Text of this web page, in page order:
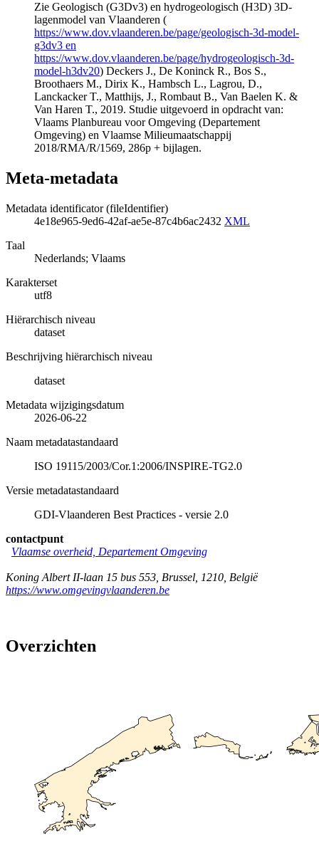
Zie Geologisch (G3Dv3) en hydrogeologisch (H3D) 3D-
lagenmodel van Vlaanderen (
https://www.dov.vlaanderen.be/page/geologisch-3d-model-
g3dv3 en
https://www.dov.vlaanderen.be/page/hydrogeologisch-3d-
model-h3dv20) Deckers J., De Koninck R., Bos S.,
Broothaers M., Dirix K., Hambsch L., Lagrou, D.,
Lanckacker T., Matthijs, J., Rombaut B., Van Baelen K. &
Van Haren T., 2019. Studie uitgevoerd in opdracht van:
Vlaams Planbureau voor Omgeving (Departement
Omgeving) en Vlaamse Milieumaatschappij
2018/RMA/R/1569, 286p + bijlagen.
Meta-metadata
Metadata identificator (fileIdentifier)
4e18e965-9ed6-42af-ae5e-87c4b6ac2432 XML
Taal
Nederlands; Vlaams
Karakterset
utf8
Hiërarchisch niveau
dataset
Beschrijving hiërarchisch niveau
dataset
Metadata wijzigingsdatum
2026-06-22
Naam metadatastandaard
ISO 19115/2003/Cor.1:2006/INSPIRE-TG2.0
Versie metadatastandaard
GDI-Vlaanderen Best Practices - versie 2.0
contactpunt
Vlaamse overheid, Departement Omgeving
Koning Albert II-laan 15 bus 553 Brussel 1210 België
https://www.omgevingvlaanderen.be
Overzichten